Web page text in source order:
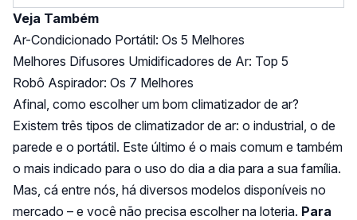
Veja Também
Ar-Condicionado Portátil: Os 5 Melhores
Melhores Difusores Umidificadores de Ar: Top 5
Robô Aspirador: Os 7 Melhores
Afinal, como escolher um bom climatizador de ar?
Existem três tipos de climatizador de ar: o industrial, o de
parede e o portátil. Este último é o mais comum e também
o mais indicado para o uso do dia a dia para a sua família.
Mas, cá entre nós, há diversos modelos disponíveis no
mercado – e você não precisa escolher na loteria. Para